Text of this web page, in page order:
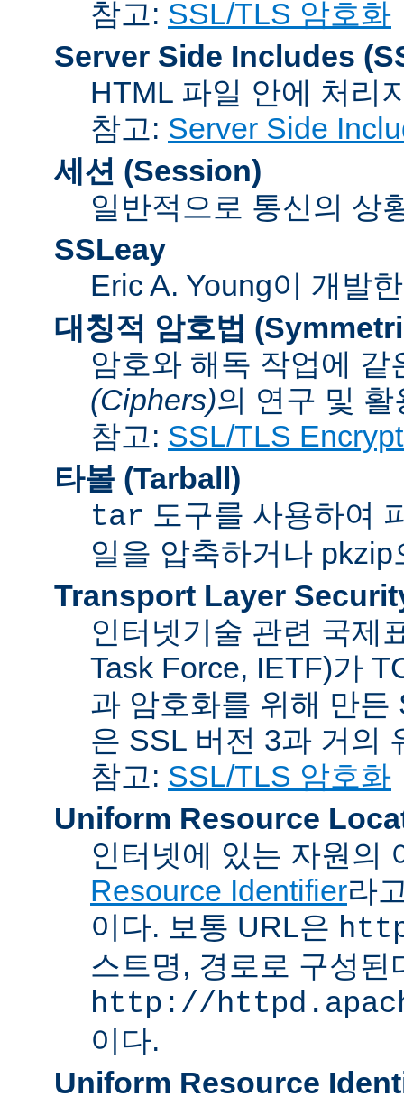
참고: SSL/TLS 암호화
Server Side Includes
HTML 파일 안에 처리
참고: Server Side
세션 (Session)
일반적으로 통신의 상
SSLeay
Eric A. Young이 개발
대칭적 암호법
암호와 해독 작업에
(Ciphers)의 연구 및 활
참고: SSL/TLS
타볼 (Tarball)
tar 도구를 사용하여
일을 압축하거나
Transport Layer
인터넷기술 관련 국제
Task Force, IETF)가
과 암호화를 위해 만
은 SSL 버전 3과 거의
참고: SSL/TLS 암호화
Uniform Resource
인터넷에 있는 자원의
Resource Identifier라
이다. 보통 URL은
스트명, 경로로 구성
http://
이다.
Uniform Resource